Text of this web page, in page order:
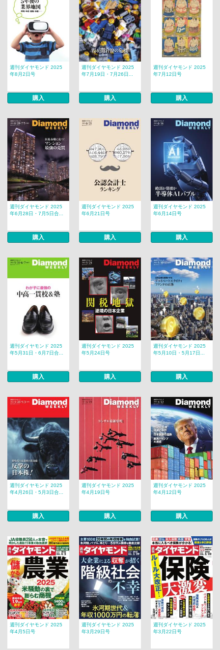
週刊ダイヤモンド 2025
年8月2日号
購入
週刊ダイヤモンド 2025
年7月19日・7月26日...
購入
週刊ダイヤモンド 2025
年7月12日号
購入
週刊ダイヤモンド 2025
年6月28日・7月5日合...
購入
週刊ダイヤモンド 2025
年6月21日号
購入
週刊ダイヤモンド 2025
年6月14日号
購入
週刊ダイヤモンド 2025
年5月31日・6月7日合...
購入
週刊ダイヤモンド 2025
年5月24日号
購入
週刊ダイヤモンド 2025
年5月10日・5月17日...
購入
週刊ダイヤモンド 2025
年4月26日・5月3日合...
購入
週刊ダイヤモンド 2025
年4月19日号
購入
週刊ダイヤモンド 2025
年4月12日号
購入
週刊ダイヤモンド 2025
年4月5日号
週刊ダイヤモンド 2025
年3月29日号
週刊ダイヤモンド 2025
年3月22日号